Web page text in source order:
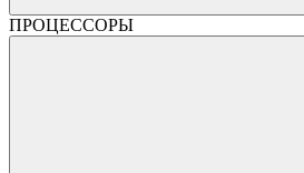
ПРОЦЕССОРЫ